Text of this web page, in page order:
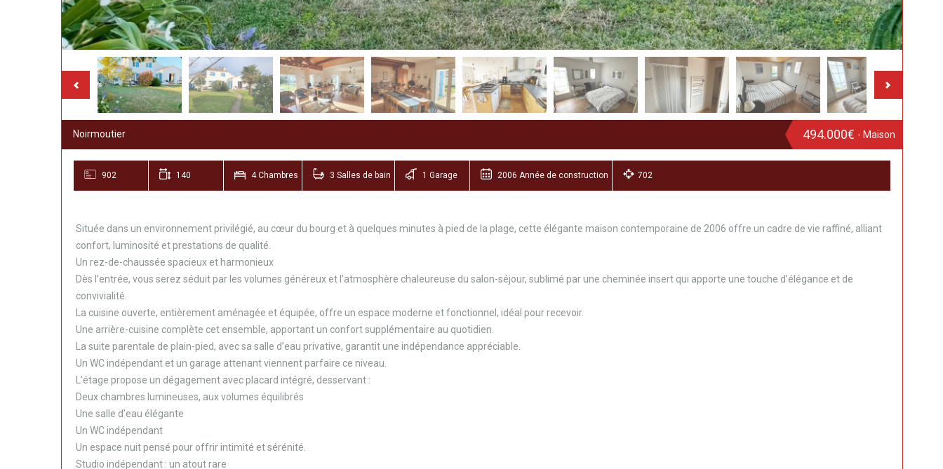
Noirmoutier 494.000€ - Maison
902 140 4 Chambres 3 Salles de bain 1 Garage 2006 Année de construction 702
Située dans un environnement privilégié, au cœur du bourg et à quelques minutes à pied de la plage, cette élégante maison contemporaine de 2006 offre un cadre de vie raffiné, alliant
confort, luminosité et prestations de qualité.
Un rez-de-chaussée spacieux et harmonieux
Dès l’entrée, vous serez séduit par les volumes généreux et l’atmosphère chaleureuse du salon-séjour, sublimé par une cheminée insert qui apporte une touche d’élégance et de
convivialité.
La cuisine ouverte, entièrement aménagée et équipée, offre un espace moderne et fonctionnel, idéal pour recevoir.
Une arrière-cuisine complète cet ensemble, apportant un confort supplémentaire au quotidien.
La suite parentale de plain-pied, avec sa salle d’eau privative, garantit une indépendance appréciable.
Un WC indépendant et un garage attenant viennent parfaire ce niveau.
L’étage propose un dégagement avec placard intégré, desservant :
Deux chambres lumineuses, aux volumes équilibrés
Une salle d’eau élégante
Un WC indépendant
Un espace nuit pensé pour offrir intimité et sérénité.
Studio indépendant : un atout rare